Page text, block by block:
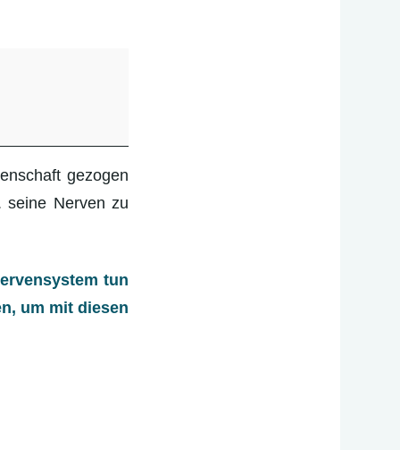
gezogen
seine Nerven zu
tun
um mit diesen